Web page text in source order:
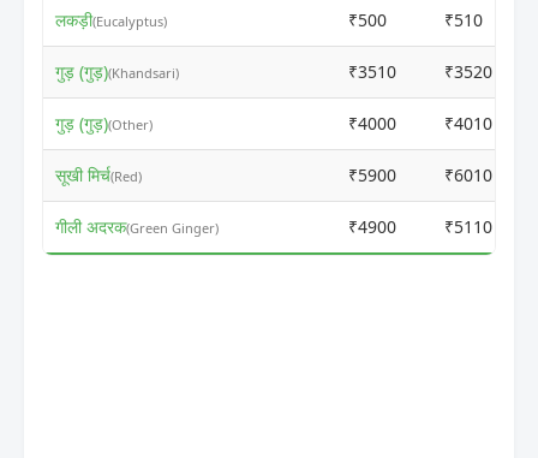
लकड़ी(Eucalyptus) ₹500 ₹510
गुड़ (गुड़)(Khandsari) ₹3510 ₹3520
गुड़ (गुड़)(Other) ₹4000 ₹4010
सूखी मिर्च(Red) ₹5900 ₹6010
गीली अदरक(Green Ginger) ₹4900 ₹5110